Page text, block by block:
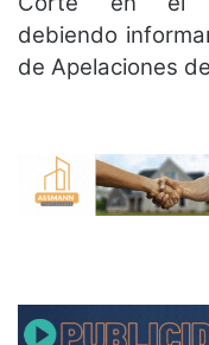
debiendo
de Apelaciones